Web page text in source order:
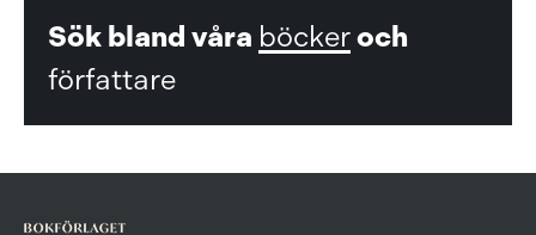
Sök bland våra böckeroch
författare